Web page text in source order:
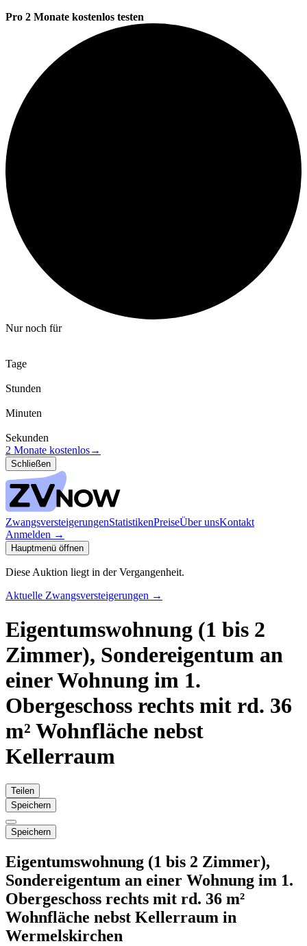
Pro 2 Monate kostenlos testen
Nur noch für
Tage
Stunden
Minuten
Sekunden
2 Monate kostenlos→
Schließen
ZwangsversteigerungenStatistikenPreiseÜber unsKontakt
Anmelden →
Hauptmenü öffnen
Diese Auktion liegt in der Vergangenheit.
Aktuelle Zwangsversteigerungen →
Eigentumswohnung (1 bis 2
Zimmer), Sondereigentum an
einer Wohnung im 1.
Obergeschoss rechts mit rd. 36
m² Wohnfläche nebst
Kellerraum
Teilen
Speichern
Speichern
Eigentumswohnung (1 bis 2 Zimmer),
Sondereigentum an einer Wohnung im 1.
Obergeschoss rechts mit rd. 36 m²
Wohnfläche nebst Kellerraum in
Wermelskirchen